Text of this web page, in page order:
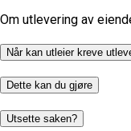
Om utlevering av
Når kan utleier kreve
Dette kan du gjøre
Utsette saken?